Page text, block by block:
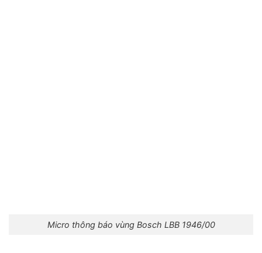
Micro thông báo vùng Bosch LBB 1946/00